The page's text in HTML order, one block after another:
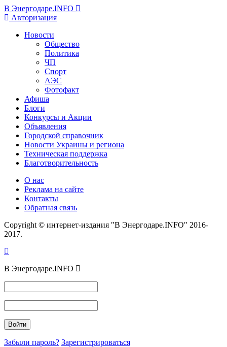
В Энергодаре.INFO
Авторизация
Новости
Общество
Политика
ЧП
Спорт
АЭС
Фотофакт
Афиша
Блоги
Конкурсы и Акции
Объявления
Городской справочник
Новости Украины и региона
Техническая поддержка
Благотворительность
О нас
Реклама на сайте
Контакты
Обратная связь
Copyright © интернет-издания "В Энергодаре.INFO" 2016-
2017.
В Энергодаре.INFO
Забыли пароль? Зарегистрироваться